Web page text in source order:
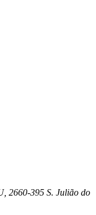
2660-395 S. Julião do